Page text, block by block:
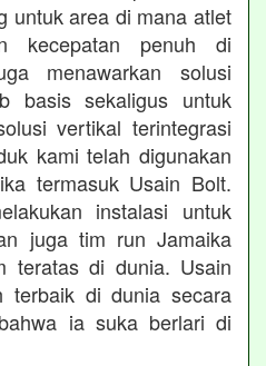
untuk area di mana atlet
kecepatan penuh di
menawarkan solusi
basis sekaligus untuk
vertikal terintegrasi
kami telah digunakan
termasuk Usain Bolt.
instalasi untuk
juga tim run Jamaika
teratas di dunia. Usain
terbaik di dunia secara
ia suka berlari di